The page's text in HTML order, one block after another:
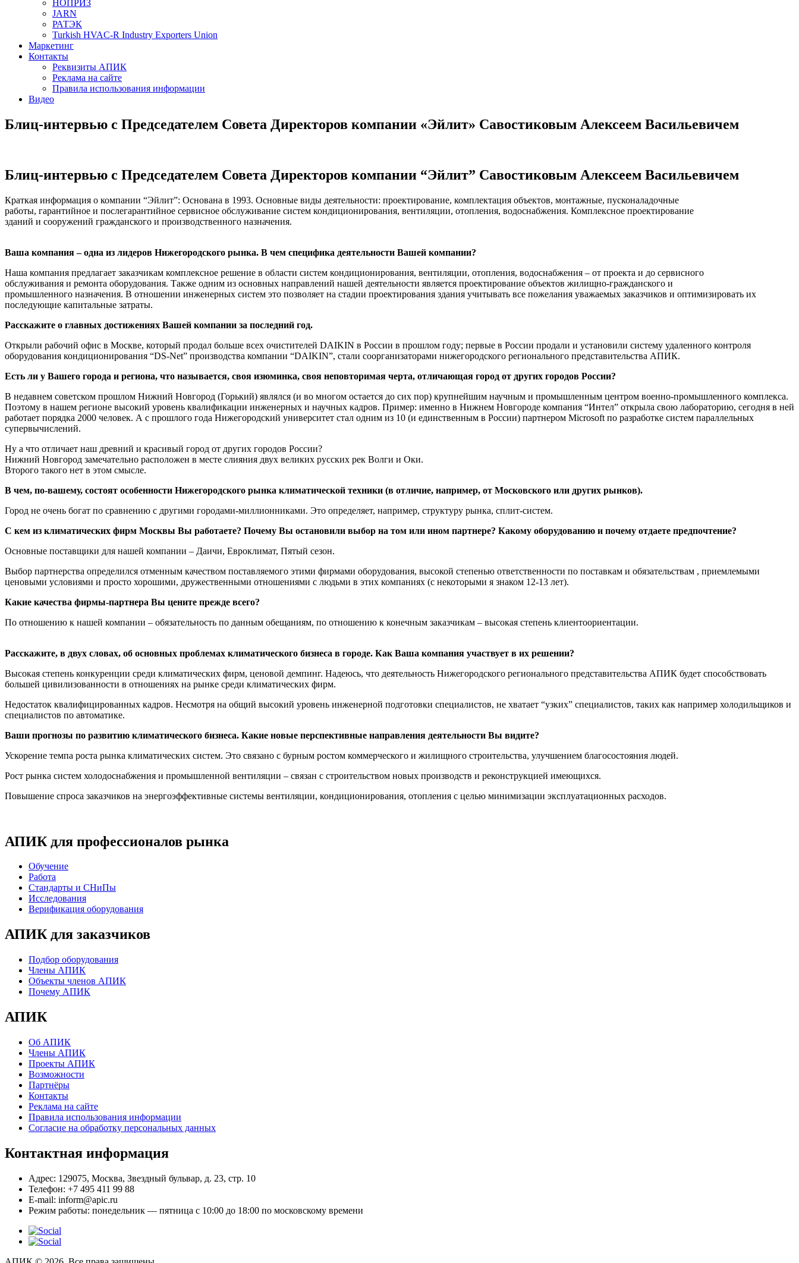
НОПРИЗ
JARN
РАТЭК
Turkish HVAC-R Industry Exporters Union
Маркетинг
Контакты
Реквизиты АПИК
Реклама на сайте
Правила использования информации
Видео
Блиц-интервью с Председателем Совета Директоров компании «Эйлит» Савостиковым Алексеем Васильевичем
Блиц-интервью с Председателем Совета Директоров компании “Эйлит” Савостиковым Алексеем Васильевичем
Краткая информация о компании “Эйлит”: Основана в 1993. Основные виды деятельности: проектирование, комплектация объектов, монтажные, пусконаладочные
работы, гарантийное и послегарантийное сервисное обслуживание систем кондиционирования, вентиляции, отопления, водоснабжения. Комплексное проектирование
зданий и сооружений гражданского и производственного назначения.
Ваша компания – одна из лидеров Нижегородского рынка. В чем специфика деятельности Вашей компании?
Наша компания предлагает заказчикам комплексное решение в области систем кондиционирования, вентиляции, отопления, водоснабжения – от проекта и до сервисного
обслуживания и ремонта оборудования. Также одним из основных направлений нашей деятельности является проектирование объектов жилищно-гражданского и
промышленного назначения. В отношении инженерных систем это позволяет на стадии проектирования здания учитывать все пожелания уважаемых заказчиков и оптимизировать их
последующие капитальные затраты.
Расскажите о главных достижениях Вашей компании за последний год.
Открыли рабочий офис в Москве, который продал больше всех очистителей DAIKIN в России в прошлом году; первые в России продали и установили систему удаленного контроля
оборудования кондиционирования “DS-Net” производства компании “DAIKIN”, стали соорганизаторами нижегородского регионального представительства АПИК.
Есть ли у Вашего города и региона, что называется, своя изюминка, своя неповторимая черта, отличающая город от других городов России?
В недавнем советском прошлом Нижний Новгород (Горький) являлся (и во многом остается до сих пор) крупнейшим научным и промышленным центром военно-промышленного комплекса.
Поэтому в нашем регионе высокий уровень квалификации инженерных и научных кадров. Пример: именно в Нижнем Новгороде компания “Интел” открыла свою лабораторию, сегодня в ней
работает порядка 2000 человек. А с прошлого года Нижегородский университет стал одним из 10 (и единственным в России) партнером Microsoft по разработке систем параллельных
супервычислений.
Ну а что отличает наш древний и красивый город от других городов России?
Нижний Новгород замечательно расположен в месте слияния двух великих русских рек Волги и Оки.
Второго такого нет в этом смысле.
В чем, по-вашему, состоят особенности Нижегородского рынка климатической техники (в отличие, например, от Московского или других рынков).
Город не очень богат по сравнению с другими городами-миллионниками. Это определяет, например, структуру рынка, сплит-систем.
С кем из климатических фирм Москвы Вы работаете? Почему Вы остановили выбор на том или ином партнере? Какому оборудованию и почему отдаете предпочтение?
Основные поставщики для нашей компании – Даичи, Евроклимат, Пятый сезон.
Выбор партнерства определился отменным качеством поставляемого этими фирмами оборудования, высокой степенью ответственности по поставкам и обязательствам , приемлемыми
ценовыми условиями и просто хорошими, дружественными отношениями с людьми в этих компаниях (с некоторыми я знаком 12-13 лет).
Какие качества фирмы-партнера Вы цените прежде всего?
По отношению к нашей компании – обязательность по данным обещаниям, по отношению к конечным заказчикам – высокая степень клиентоориентации.
Расскажите, в двух словах, об основных проблемах климатического бизнеса в городе. Как Ваша компания участвует в их решении?
Высокая степень конкуренции среди климатических фирм, ценовой демпинг. Надеюсь, что деятельность Нижегородского регионального представительства АПИК будет способствовать
большей цивилизованности в отношениях на рынке среди климатических фирм.
Недостаток квалифицированных кадров. Несмотря на общий высокий уровень инженерной подготовки специалистов, не хватает “узких” специалистов, таких как например холодильщиков и
специалистов по автоматике.
Ваши прогнозы по развитию климатического бизнеса. Какие новые перспективные направления деятельности Вы видите?
Ускорение темпа роста рынка климатических систем. Это связано с бурным ростом коммерческого и жилищного строительства, улучшением благосостояния людей.
Рост рынка систем холодоснабжения и промышленной вентиляции – связан с строительством новых производств и реконструкцией имеющихся.
Повышение спроса заказчиков на энергоэффективные системы вентиляции, кондиционирования, отопления с целью минимизации эксплуатационных расходов.
АПИК для профессионалов рынка
Обучение
Работа
Стандарты и СНиПы
Исследования
Верификация оборудования
АПИК для заказчиков
Подбор оборудования
Члены АПИК
Объекты членов АПИК
Почему АПИК
АПИК
Об АПИК
Члены АПИК
Проекты АПИК
Возможности
Партнёры
Контакты
Реклама на сайте
Правила использования информации
Согласие на обработку персональных данных
Контактная информация
Адрес: 129075, Москва, Звездный бульвар, д. 23, стр. 10
Телефон: +7 495 411 99 88
E-mail: inform@apic.ru
Режим работы: понедельник — пятница с 10:00 до 18:00 по московскому времени